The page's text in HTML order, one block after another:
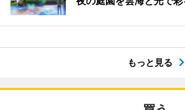
もっと見る